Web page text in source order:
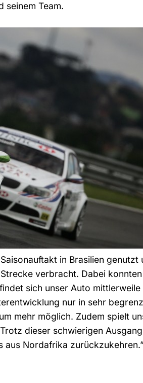
seinem Team.
in Brasilien genutzt
verbracht. Dabei
sich unser Auto mittlerweile
nur in sehr
mehr möglich. Zudem spielt
dieser schwierigen
aus Nordafrika zurückzukehren.”